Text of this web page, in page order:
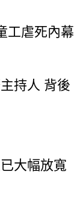
工虐死內幕
持人 背後
大幅放寬